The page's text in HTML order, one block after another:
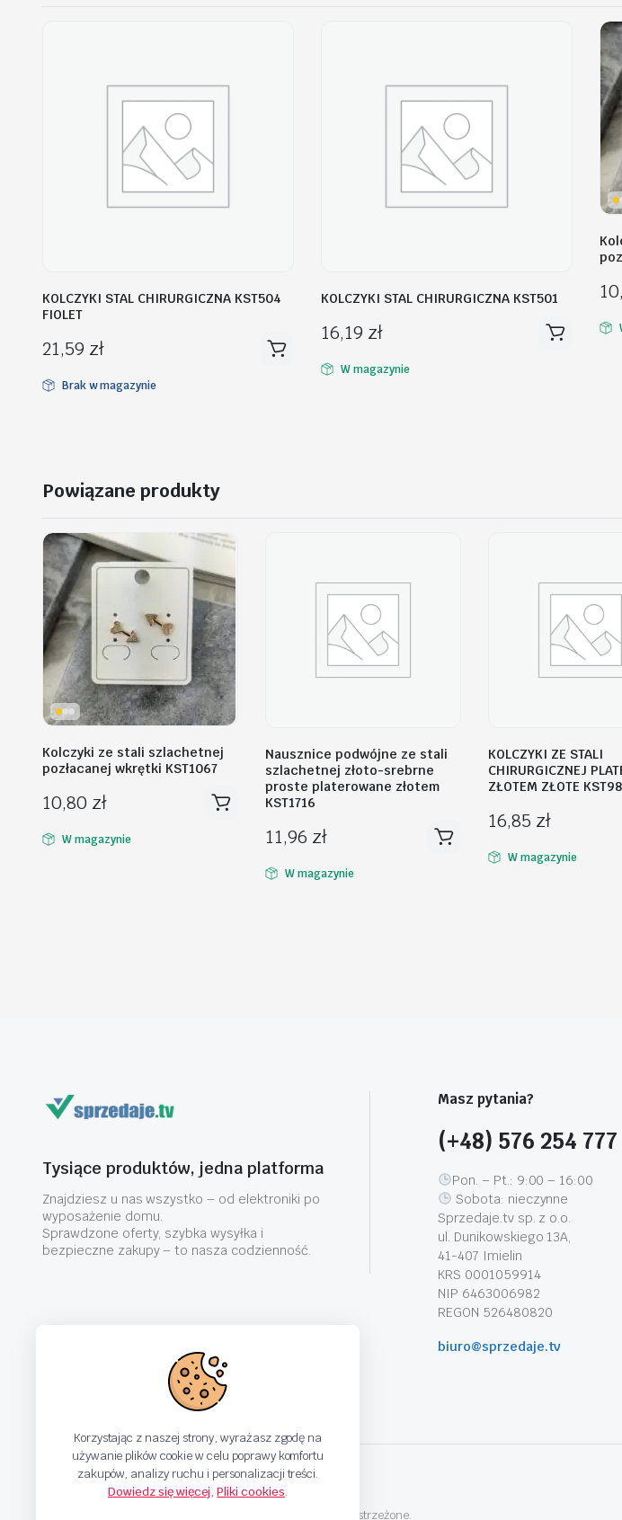
KOLCZYKI STAL CHIRURGICZNA KST504
FIOLET
21,59 zł
Brak w magazynie
KOLCZYKI STAL CHIRURGICZNA KST501
16,19 zł
W magazynie
Powiązane produkty
Kolczyki ze stali szlachetnej
pozłacanej wkrętki KST1067
10,80 zł
W magazynie
Nausznice podwójne ze stali
szlachetnej złoto-srebrne
proste platerowane złotem
KST1716
11,96 zł
W magazynie
KOLCZYKI ZE STALI
CHIRURGICZNEJ
ZŁOTEM ZŁOTE
16,85 zł
W magazynie
Tysiące produktów, jedna platforma
Znajdziesz u nas wszystko – od elektroniki po
wyposażenie domu.
Sprawdzone oferty, szybka wysyłka i
bezpieczne zakupy – to nasza codzienność.
Masz pytania?
(+48) 576 254 777
Pon. – Pt.: 9:00 – 16:00
Sobota: nieczynne
Sprzedaje.tv sp. z o.o.
ul. Dunikowskiego 13A,
41-407 Imielin
KRS 0001059914
NIP 6463006982
REGON 526480820
biuro@sprzedaje.tv
Copyright © 2025 Sprzedaje.tv Sp. Z.O.O. Wszelkie prawa zastrzeżone.
Korzystając z naszej strony, wyrażasz zgodę na
używanie plików cookie w celu poprawy komfortu
zakupów, analizy ruchu i personalizacji treści.
Dowiedz się więcej,Pliki cookies.